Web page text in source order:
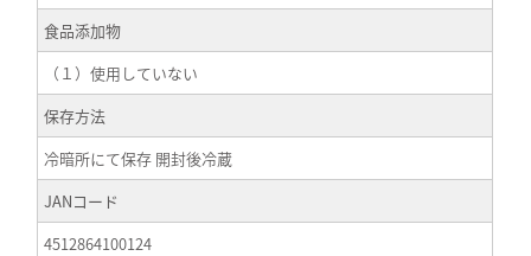
食品添加物
（１）使用していない
保存方法
冷暗所にて保存 開封後冷蔵
JANコード
4512864100124